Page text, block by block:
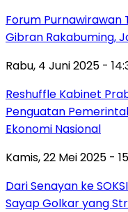
Forum Purnawirawan
Gibran Rakabuming,
Rabu, 4 Juni 2025 -
Reshuffle Kabinet
Penguatan
Ekonomi Nasional
Kamis, 22 Mei 2025 -
Dari Senayan ke
Sayap Golkar yang